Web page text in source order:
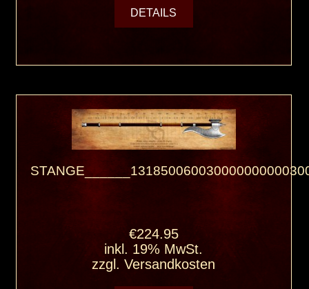
DETAILS
€224.95
inkl. 19% MwSt.
zzgl.Versandkosten